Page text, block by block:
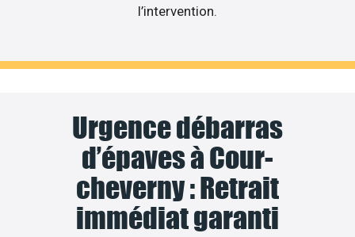
l’intervention.
Urgence débarras
d’épaves à Cour-
cheverny : Retrait
immédiat garanti